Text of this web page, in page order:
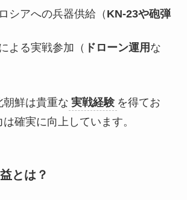
シアへの兵器供給（ KN-23や砲弾
よる実戦参加（ ドローン運用 な
朝鮮は貴重な 実戦経験 を得てお
確実に向上しています。
とは？